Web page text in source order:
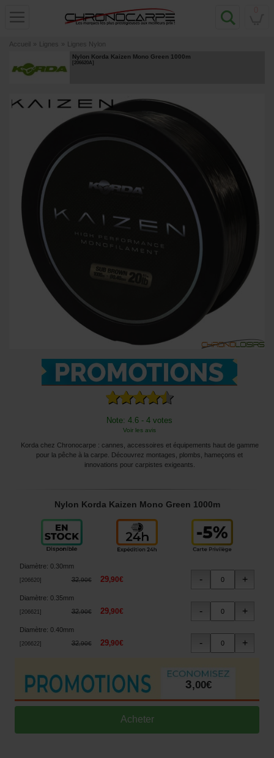
Accueil » Lignes » Lignes Nylon
Nylon Korda Kaizen Mono Green 1000m
[206620A]
Note: 4.6 - 4 votes
Voir les avis
Korda chez Chronocarpe : cannes, accessoires et équipements haut de gamme
pour la pêche à la carpe. Découvrez montages, plombs, hameçons et
innovations pour carpistes exigeants.
Nylon Korda Kaizen Mono Green 1000m
Diamètre: 0.30mm
206620] 32,90€ 29,90€
Diamètre: 0.35mm
206621 ] 32,90€ 29,90€
Diamètre: 0.40mm
206622] 32,90€ 29,90€
3,00€